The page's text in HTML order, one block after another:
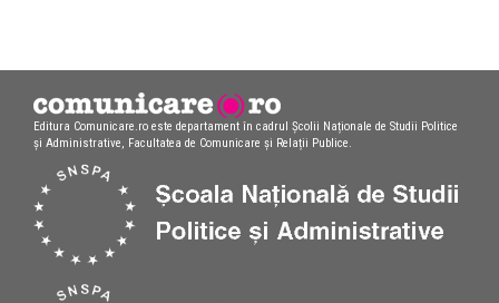
Editura Comunicare.ro este departament în cadrul Școlii Naționale de Studii Politice
și Administrative, Facultatea de Comunicare și Relații Publice.